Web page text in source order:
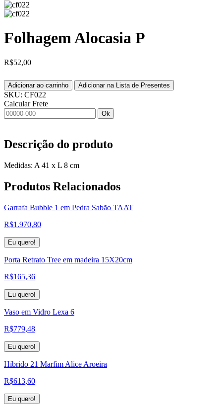
Folhagem Alocasia P
R$52,00
Adicionar ao carrinho Adicionar na Lista de Presentes
SKU: CF022
Calcular Frete
Ok
Descrição do produto
Medidas: A 41 x L 8 cm
Produtos Relacionados
Garrafa Bubble 1 em Pedra Sabão TAAT
R$1.970,80
Eu quero!
Porta Retrato Tree em madeira 15X20cm
R$165,36
Eu quero!
Vaso em Vidro Lexa 6
R$779,48
Eu quero!
Híbrido 21 Marfim Alice Aroeira
R$613,60
Eu quero!